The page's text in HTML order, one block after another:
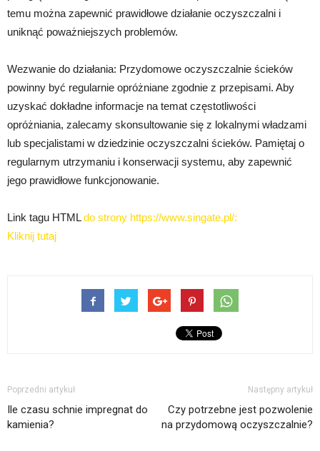
temu można zapewnić prawidłowe działanie oczyszczalni i
uniknąć poważniejszych problemów.
Wezwanie do działania: Przydomowe oczyszczalnie ścieków
powinny być regularnie opróżniane zgodnie z przepisami. Aby
uzyskać dokładne informacje na temat częstotliwości
opróżniania, zalecamy skonsultowanie się z lokalnymi władzami
lub specjalistami w dziedzinie oczyszczalni ścieków. Pamiętaj o
regularnym utrzymaniu i konserwacji systemu, aby zapewnić
jego prawidłowe funkcjonowanie.
Link tagu HTMLdo strony https://www.singate.pl/:
Kliknij tutaj
Poprzedni artykuł
Ile czasu schnie impregnat do
kamienia?
Następny artykuł
Czy potrzebne jest pozwolenie
na przydomową oczyszczalnie?